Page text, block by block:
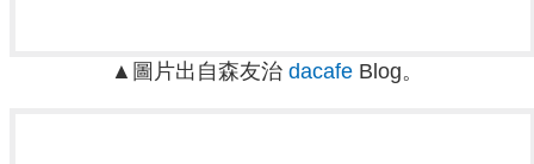
▲圖片出自森友治 dacafe Blog。